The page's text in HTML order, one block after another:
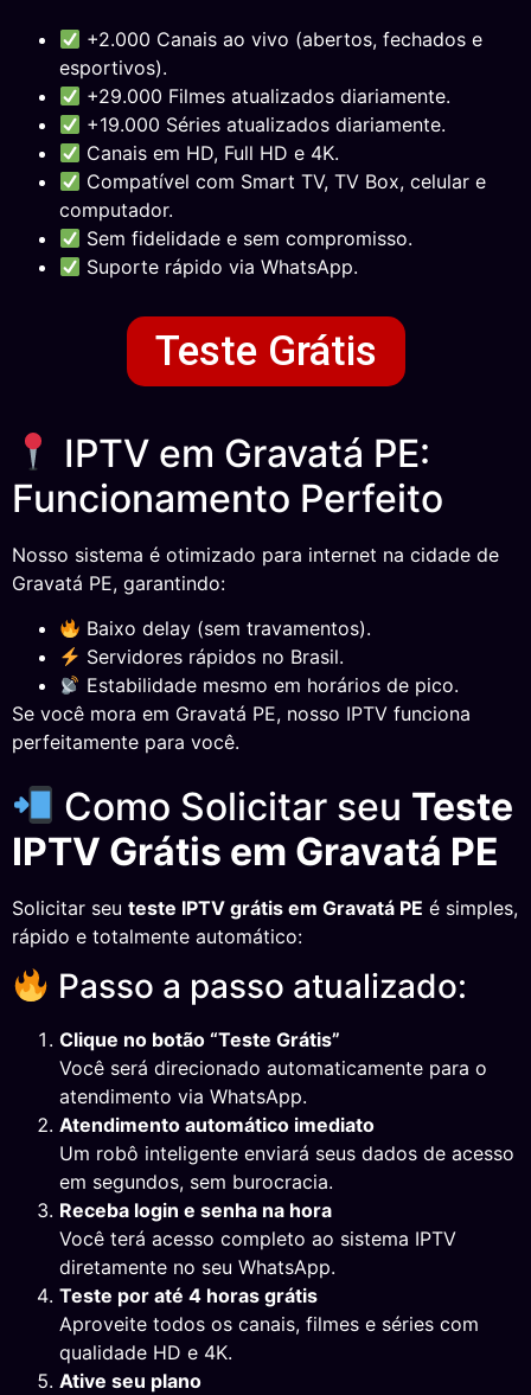
+2.000 Canais ao vivo (abertos, fechados e
esportivos).
+29.000 Filmes atualizados diariamente.
+19.000 Séries atualizados diariamente.
Canais em HD, Full HD e 4K.
Compatível com Smart TV, TV Box, celular e
computador.
Sem fidelidade e sem compromisso.
Suporte rápido via WhatsApp.
Teste Grátis
IPTV em Gravatá PE:
Funcionamento Perfeito
Nosso sistema é otimizado para internet na cidade de
Gravatá PE, garantindo:
Baixo delay (sem travamentos).
Servidores rápidos no Brasil.
Estabilidade mesmo em horários de pico.
Se você mora em Gravatá PE, nosso IPTV funciona
perfeitamente para você.
Como Solicitar seu Teste
IPTV Grátis em Gravatá PE
Solicitar seu teste IPTV grátis em Gravatá PE é simples,
rápido e totalmente automático:
Passo a passo atualizado:
Clique no botão “Teste Grátis”
Você será direcionado automaticamente para o
atendimento via WhatsApp.
Atendimento automático imediato
Um robô inteligente enviará seus dados de acesso
em segundos, sem burocracia.
Receba login e senha na hora
Você terá acesso completo ao sistema IPTV
diretamente no seu WhatsApp.
Teste por até 4 horas grátis
Aproveite todos os canais, filmes e séries com
qualidade HD e 4K.
Ative seu plano